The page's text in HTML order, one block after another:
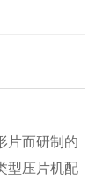
片而研制的
型压片机配